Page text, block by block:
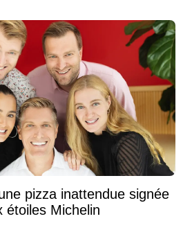
pizza inattendue signée
étoiles Michelin